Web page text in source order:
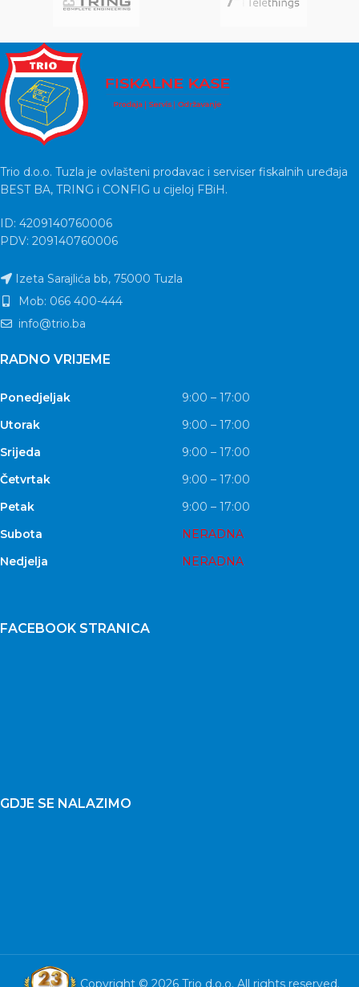
Trio d.o.o. Tuzla je ovlašteni prodavac i serviser fiskalnih uređaja
BEST BA, TRING i CONFIG u cijeloj FBiH.
ID: 4209140760006
PDV: 209140760006
Izeta Sarajlića bb, 75000 Tuzla
Mob: 066 400-444
info@trio.ba
RADNO VRIJEME
Ponedjeljak
9:00 – 17:00
Utorak
9:00 – 17:00
Srijeda
9:00 – 17:00
Četvrtak
9:00 – 17:00
Petak
9:00 – 17:00
Subota
NERADNA
Nedjelja
NERADNA
FACEBOOK STRANICA
GDJE SE NALAZIMO
Copyright © 2026 Trio d.o.o. All rights reserved.